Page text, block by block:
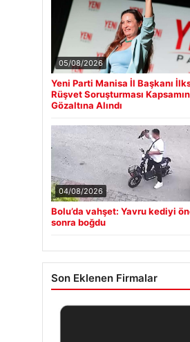
05/08/2026
Yeni Parti Manisa İl Başkanı
Rüşvet Soruşturması
Gözaltına Alındı
04/08/2026
Bolu’da vahşet: Yavru kediyi
sonra boğdu
Son Eklenen Firmalar